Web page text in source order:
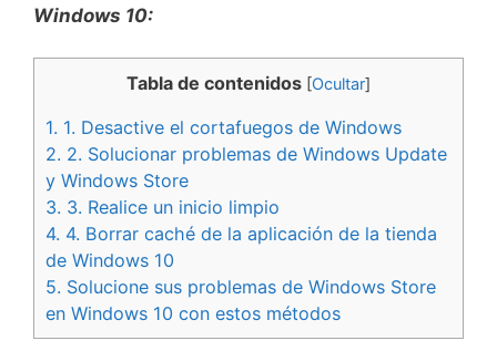
Windows 10:
Tabla de contenidos [Ocultar]
1. 1. Desactive el cortafuegos de Windows
2. 2. Solucionar problemas de Windows Update
y Windows Store
3. 3. Realice un inicio limpio
4. 4. Borrar caché de la aplicación de la tienda
de Windows 10
5. Solucione sus problemas de Windows Store
en Windows 10 con estos métodos